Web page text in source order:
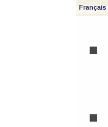
Français